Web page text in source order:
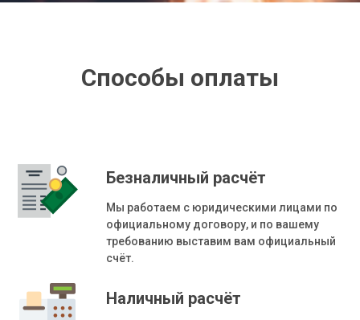
Способы оплаты
Безналичный расчёт
Мы работаем с юридическими лицами по
официальному договору, и по вашему
требованию выставим вам официальный
счёт.
Наличный расчёт